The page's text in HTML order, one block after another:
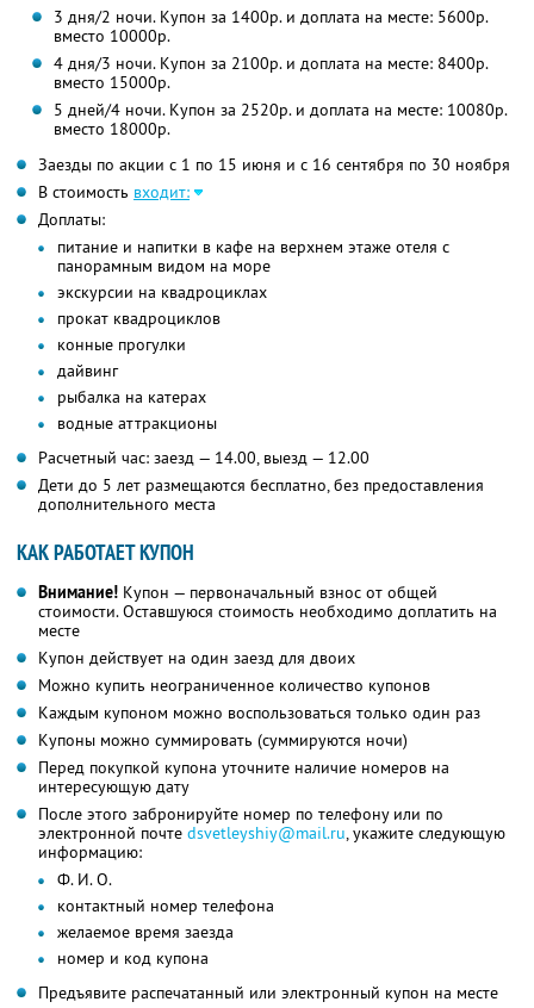
3 дня/2 ночи. Купон за 1400р. и доплата на месте: 5600р.
вместо 10000р.
4 дня/3 ночи. Купон за 2100р. и доплата на месте: 8400р.
вместо 15000р.
5 дней/4 ночи. Купон за 2520р. и доплата на месте: 10080р.
вместо 18000р.
Заезды по акции с 1 по 15 июня и с 16 сентября по 30 ноября
В стоимость входит:
Доплаты:
питание и напитки в кафе на верхнем этаже отеля с
панорамным видом на море
экскурсии на квадроциклах
прокат квадроциклов
конные прогулки
дайвинг
рыбалка на катерах
водные аттракционы
Расчетный час: заезд — 14.00, выезд — 12.00
Дети до 5 лет размещаются бесплатно, без предоставления
дополнительного места
КАК РАБОТАЕТ КУПОН
Внимание! Купон — первоначальный взнос от общей
стоимости. Оставшуюся стоимость необходимо доплатить на
месте
Купон действует на один заезд для двоих
Можно купить неограниченное количество купонов
Каждым купоном можно воспользоваться только один раз
Купоны можно суммировать (суммируются ночи)
Перед покупкой купона уточните наличие номеров на
интересующую дату
После этого забронируйте номер по телефону или по
электронной почте dsvetleyshiy@mail.ru, укажите следующую
информацию:
Ф. И. О.
контактный номер телефона
желаемое время заезда
номер и код купона
Предъявите распечатанный или электронный купон на месте